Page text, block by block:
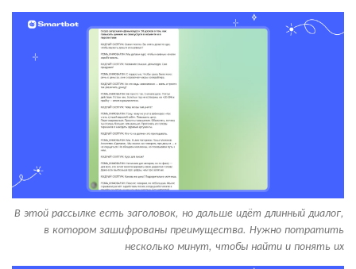
В этой рассылке есть заголовок, но дальше идёт длинный диалог,
в котором зашифрованы преимущества. Нужно потратить
несколько минут, чтобы найти и понять их